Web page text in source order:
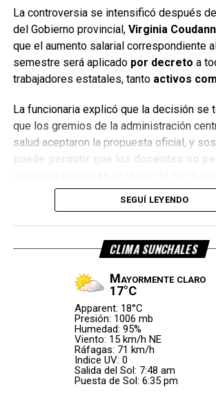
La controversia se intensificó después
del Gobierno provincial, Virginia
que el aumento salarial correspondiente
semestre será aplicado por decreto a
trabajadores estatales, tanto activos
La funcionaria explicó que la decisión se
que los gremios de la administración
salud aceptaron la propuesta oficial, y
Estado sí lo hacen».
Amsafe rechazó la medida
calificaron la decisión
y cuestionaron que el
considere la negociación paritaria como
espacio de diálogo.
Además, remarcaron quela voluntad
docentes al rechazar la oferta salarial
y sostuvieron que la
no puede ser reemplazada por un
SEGUÍ LEYENDO
CLIMA SUNCHALES
Mayormente claro
17°C
Apparent: 18°C
Presión: 1006 mb
Humedad: 95%
Viento: 15 km/h NE
Ráfagas: 71 km/h
Indice UV: 0
Salida del Sol: 7:48 am
Puesta de Sol: 6:35 pm